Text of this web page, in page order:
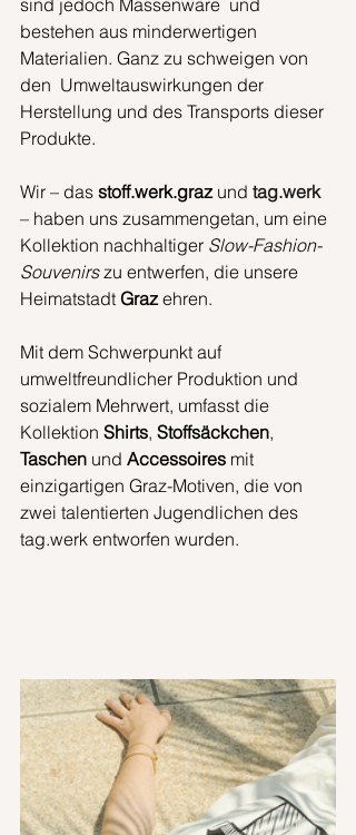
sind jedoch Massenware  und
bestehen aus minderwertigen
Materialien. Ganz zu schweigen von
den  Umweltauswirkungen der
Herstellung und des Transports dieser
Produkte.
Wir ­– das stoff.werk.graz und tag.werk
­– haben uns zusammengetan, um eine
Kollektion nachhaltiger Slow-Fashion-
Souvenirs zu entwerfen, die unsere
Heimatstadt Graz ehren.
Mit dem Schwerpunkt auf
umweltfreundlicher Produktion und
sozialem Mehrwert, umfasst die
Kollektion Shirts, Stoffsäckchen,
Taschen und Accessoires mit
einzigartigen Graz-Motiven, die von
zwei talentierten Jugendlichen des
tag.werk entworfen wurden.